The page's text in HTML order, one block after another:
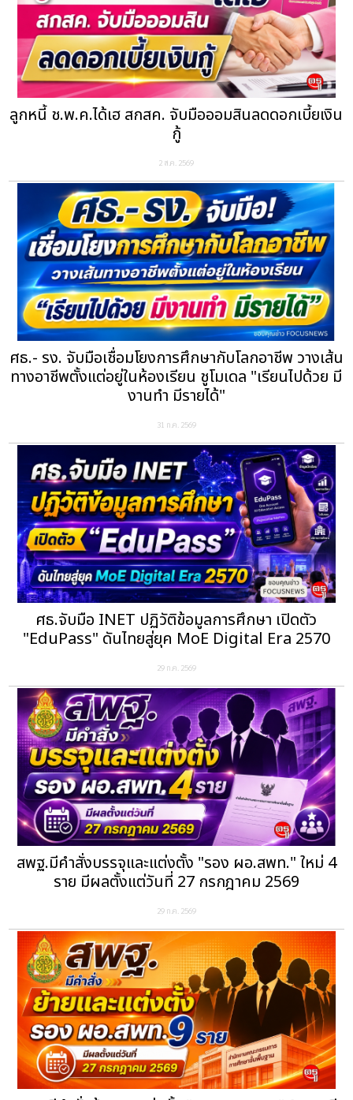
ลูกหนี้ ช.พ.ค.ได้เฮ สกสค. จับมือออมสินลดดอกเบี้ยเงิน
กู้
2 ส.ค. 2569
ศธ.- รง. จับมือเชื่อมโยงการศึกษากับโลกอาชีพ วางเส้น
ทางอาชีพตั้งแต่อยู่ในห้องเรียน ชูโมเดล "เรียนไปด้วย มี
งานทำ มีรายได้"
31 ก.ค. 2569
ศธ.จับมือ INET ปฏิวัติข้อมูลการศึกษา เปิดตัว
"EduPass" ดันไทยสู่ยุค MoE Digital Era 2570
29 ก.ค. 2569
สพฐ.มีคำสั่งบรรจุและแต่งตั้ง "รอง ผอ.สพท." ใหม่ 4
ราย มีผลตั้งแต่วันที่ 27 กรกฎาคม 2569
29 ก.ค. 2569